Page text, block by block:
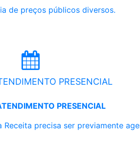
de preços públicos diversos.
PRESENCIAL
PRESENCIAL
precisa ser previamente